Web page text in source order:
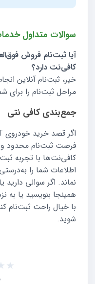
سوالات متداول
کافی‌نت دارد؟
خیر، ثبت‌نام آنلاین
مراحل ثبت‌نام را برای
جمع‌بندی کافی نتی
فرصت ثبت‌نام
کافی‌نت‌ها با تجربه
اطلاعات شما را
نماند. اگر سوالی دارید
همینجا بنویسید یا به
با خیال راحت ثبت‌نام
شوید.